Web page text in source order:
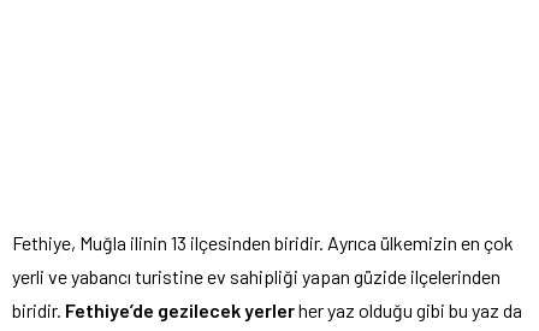
Fethiye, Muğla ilinin 13 ilçesinden biridir. Ayrıca ülkemizin en çok
yerli ve yabancı turistine ev sahipliği yapan güzide ilçelerinden
biridir. Fethiye’de gezilecek yerlerher yaz olduğu gibi bu yaz da